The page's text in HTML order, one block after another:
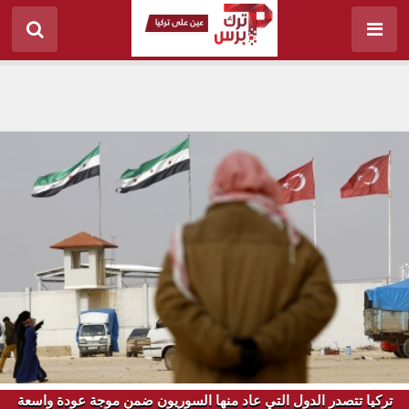
تركيا تتصدر الدول التي عاد منها السوريون ضمن موجة عودة واسعة